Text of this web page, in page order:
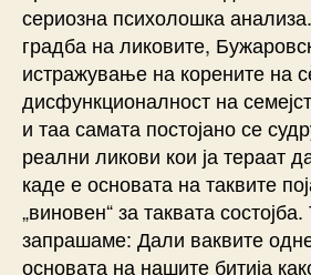
сериозна психолошка
градба на ликовите,
истражување на корените на
дисфункционалност на
и таа самата постојано се
реални ликови кои ја тераат
каде е основата на таквите
„виновен“ за таквата
запрашаме: Дали ваквите
основата на нашите битија